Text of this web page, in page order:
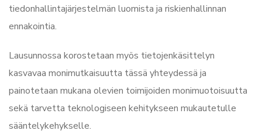
tiedonhallintajärjestelmän luomista ja riskienhallinnan
ennakointia.
Lausunnossa korostetaan myös tietojenkäsittelyn
kasvavaa monimutkaisuutta tässä yhteydessä ja
painotetaan mukana olevien toimijoiden monimuotoisuutta
sekä tarvetta teknologiseen kehitykseen mukautetulle
sääntelykehykselle.